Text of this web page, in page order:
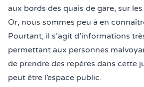
aux bords des quais de gare, sur
Or, nous sommes peu à en
Pourtant, il s’agit d’informations
permettant aux personnes
de prendre des repères dans cette
peut être l’espace public.